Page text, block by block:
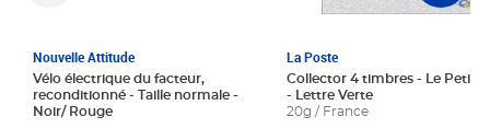
Nouvelle Attitude
Vélo électrique du facteur,
reconditionné - Taille normale -
Noir/ Rouge
La Poste
Collector 4 timbres - Le Petit
- Lettre Verte
20g / France